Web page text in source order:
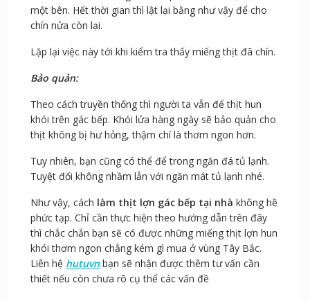
Dùng chảo chống dính:
Phần thịt đã ướp bạn cho thẳng vào chảo chống dính
một bên. Hết thời gian thì lật lại bằng như vậy để cho
chín nửa còn lại.
Lặp lại việc này tới khi kiểm tra thấy miếng thịt đã chín.
Bảo quản:
khói trên gác bếp. Khói lửa hàng ngày sẽ bảo quản cho
thịt không bị hư hỏng, thậm chí là thơm ngon hơn.
Tuy nhiên, bạn cũng có thể để trong ngăn đá tủ lạnh.
Tuyệt đối không nhầm lẫn với ngăn mát tủ lạnh nhé.
Như vậy, cáchlàm thịt lợn gác bếp tại nhàkhông hề
phức tạp. Chỉ cần thực hiện theo hướng dẫn trên đây
thì chắc chắn bạn sẽ có được những miếng thịt lợn hun